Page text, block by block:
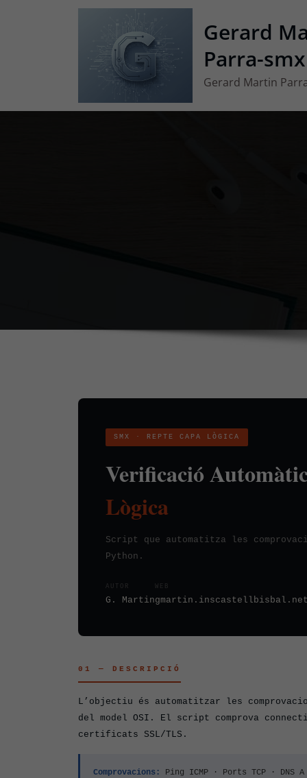
Gerard
Parra-smx
Gerard Martin
SMX · REPTE CAPA LÒGICA
Verificació
Lògica
Script que automatitza les
Python.
AUTOR
G. Martin
WEB
gmartin.inscastellbisbal.net
01 — DESCRIPCIÓ
L’objectiu és automatitzar les
del model OSI. El script comprova
certificats SSL/TLS.
Comprovacions: Ping ICMP · Ports TCP · DNS